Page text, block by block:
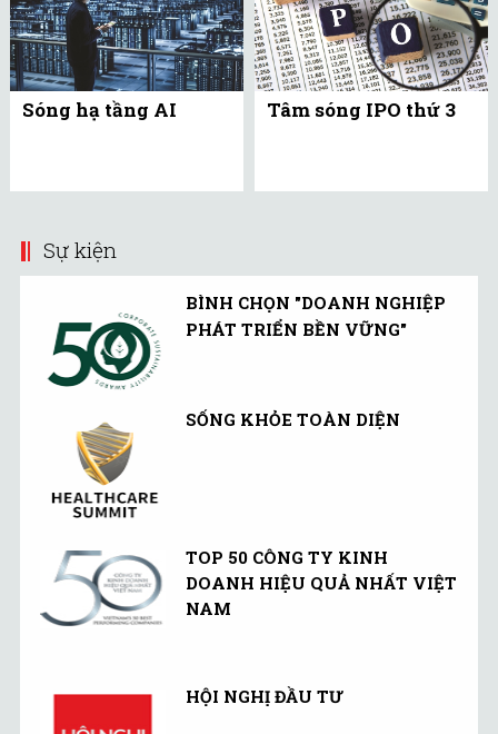
Sóng hạ tầng AI Tâm sóng IPO thứ 3
Sự kiện
BÌNH CHỌN "DOANH NGHIỆP
PHÁT TRIỂN BỀN VỮNG"
SỐNG KHỎE TOÀN DIỆN
TOP 50 CÔNG TY KINH
DOANH HIỆU QUẢ NHẤT VIỆT
NAM
HỘI NGHỊ ĐẦU TƯ